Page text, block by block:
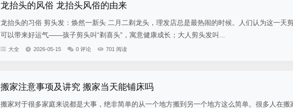
龙抬头的风俗 龙抬头风俗的由来
龙抬头的习俗 剪头发：焕然一新头 二月二剃龙头，理发店总是最热闹的时候。人们认为这一天
可以带来好运气——孩子剪头叫“剃喜头”，寓意健康成长；大人剪头发叫...
大全 2026-05-15 0 评论 701 阅读
搬家注意事项及讲究 搬家当天能铺床吗
搬家对于很多家庭来说都是大事，绝非简单的从一个地方搬到另一个地方这么简单。很多人在搬